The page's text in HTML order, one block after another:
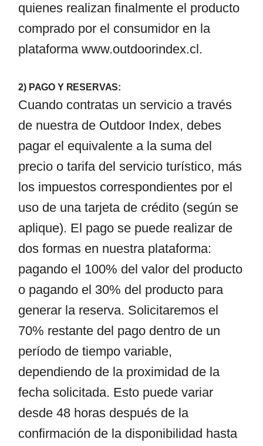
quienes realizan finalmente el producto
comprado por el consumidor en la
plataformawww.outdoorindex.cl.
2) PAGO Y RESERVAS:
Cuando contratas un servicio a través
de nuestra de Outdoor Index, debes
pagar el equivalente a la suma del
precio o tarifa del servicio turístico, más
los impuestos correspondientes por el
uso de una tarjeta de crédito (según se
aplique). El pago se puede realizar de
dos formas en nuestra plataforma:
pagando el 100% del valor del producto
o pagando el 30% del producto para
generar la reserva. Solicitaremos el
70% restante del pago dentro de un
período de tiempo variable,
dependiendo de la proximidad de la
fecha solicitada. Esto puede variar
desde 48 horas después de la
confirmación de la disponibilidad hasta